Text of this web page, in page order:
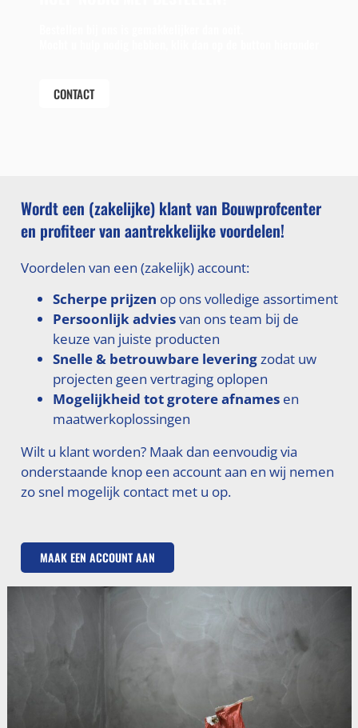
CONTACT
Wordt een (zakelijke) klant van Bouwprofcenter
en profiteer van aantrekkelijke voordelen!
Voordelen van een (zakelijk) account:
Scherpe prijzen op ons volledige assortiment
Persoonlijk adviesvan ons team bij de
keuze van juiste producten
Snelle & betrouwbare leveringzodat uw
projecten geen vertraging oplopen
Mogelijkheid tot grotere afnamesen
maatwerkoplossingen
Wilt u klant worden? Maak dan eenvoudig via
onderstaande knop een account aan en wij nemen
zo snel mogelijk contact met u op.
MAAK EEN ACCOUNT AAN